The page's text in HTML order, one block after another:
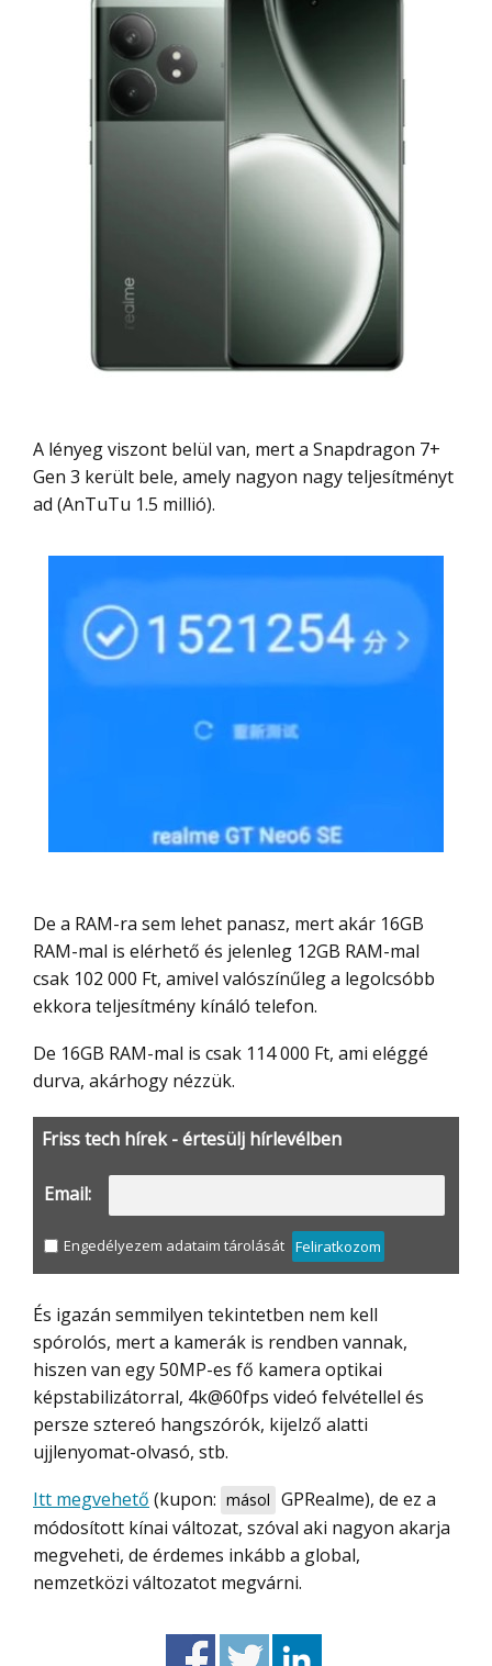
A lényeg viszont belül van, mert a Snapdragon 7+
Gen 3 került bele, amely nagyon nagy teljesítményt
ad (AnTuTu 1.5 millió).
De a RAM-ra sem lehet panasz, mert akár 16GB
RAM-mal is elérhető és jelenleg 12GB RAM-mal
csak 102 000 Ft, amivel valószínűleg a legolcsóbb
ekkora teljesítmény kínáló telefon.
De 16GB RAM-mal is csak 114 000 Ft, ami eléggé
durva, akárhogy nézzük.
Friss tech hírek - értesülj hírlevélben
Email:
Engedélyezem adataim tárolását Feliratkozom
És igazán semmilyen tekintetben nem kell
spórolós, mert a kamerák is rendben vannak,
hiszen van egy 50MP-es fő kamera optikai
képstabilizátorral, 4k@60fps videó felvétellel és
persze sztereó hangszórók, kijelző alatti
ujjlenyomat-olvasó, stb.
Itt megvehető (kupon: másol GPRealme), de ez a
módosított kínai változat, szóval aki nagyon akarja
megveheti, de érdemes inkább a global,
nemzetközi változatot megvárni.